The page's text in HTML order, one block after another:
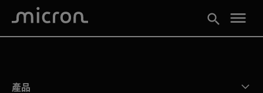
search menu
產品